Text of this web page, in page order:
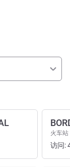
火车站
访问: